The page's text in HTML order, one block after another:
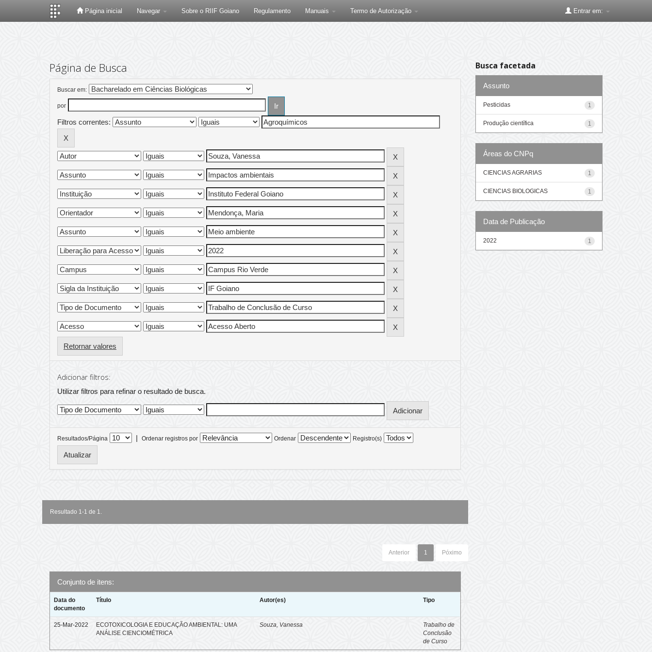
Página inicial Navegar Sobre o RIIF Goiano Regulamento Manuais Termo de Autorização Entrar em:
Página de Busca
Buscar em:
por
Filtros correntes:
Retornar valores
Adicionar filtros:
Utilizar filtros para refinar o resultado de busca.
Resultados/Página | Ordenar registros por Ordenar Registro(s)
Resultado 1-1 de 1.
Anterior 1 Póximo
Conjunto de itens:
Data do
documento
Título Autor(es) Tipo
25-Mar-2022
ECOTOXICOLOGIA E EDUCAÇÃO AMBIENTAL: UMA
ANÁLISE CIENCIOMÉTRICA
Souza, Vanessa
Trabalho de
Conclusão
de Curso
Busca facetada
Assunto
1
Pesticidas
1
Produção científica
Áreas do CNPq
1
CIENCIAS AGRARIAS
1
CIENCIAS BIOLOGICAS
Data de Publicação
1
2022